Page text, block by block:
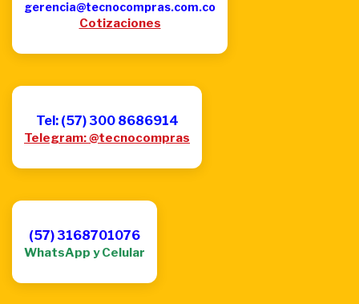
gerencia@tecnocompras.com.co
Cotizaciones
Tel: (57) 300 8686914
Telegram: @tecnocompras
(57) 3168701076
WhatsApp y Celular